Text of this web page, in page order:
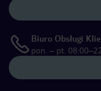
Biuro Obsługi
pon. – pt.